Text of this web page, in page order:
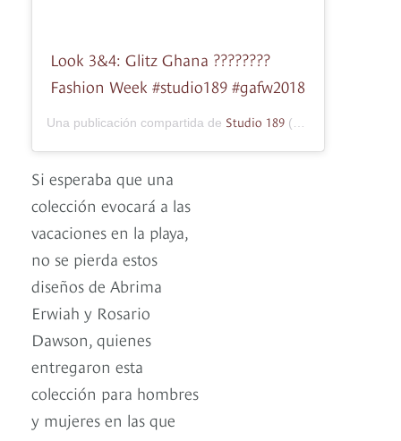
Look 3&4: Glitz Ghana ????????
Fashion Week #studio189 #gafw2018
Una publicación compartida de Studio 189 (@studiooneeightynine) el
Si esperaba que una
colección evocará a las
vacaciones en la playa,
no se pierda estos
diseños de Abrima
Erwiah y Rosario
Dawson, quienes
entregaron esta
colección para hombres
y mujeres en las que